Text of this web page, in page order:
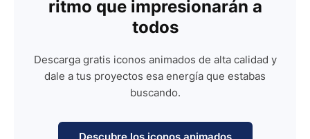
ritmo que impresionarán a
todos
Descarga gratis iconos animados de alta calidad y
dale a tus proyectos esa energía que estabas
buscando.